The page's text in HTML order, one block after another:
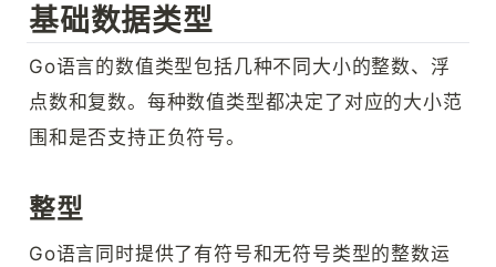
基础数据类型
Go语言的数值类型包括几种不同大小的整数、浮
点数和复数。每种数值类型都决定了对应的大小范
围和是否支持正负符号。
整型
Go语言同时提供了有符号和无符号类型的整数运